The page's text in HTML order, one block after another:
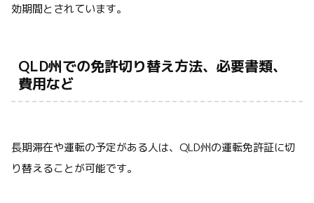
効期間とされています。
QLD州での免許切り替え方法、必要書類、
費用など
長期滞在や運転の予定がある人は、QLD州の運転免許証に切
り替えることが可能です。